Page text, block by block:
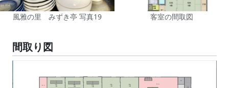
風雅の里 みずき亭 写真19 客室の間取図
間取り図